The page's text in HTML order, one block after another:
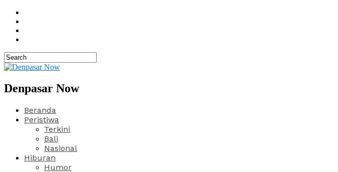
Denpasar Now
Beranda
Peristiwa
Terkini
Bali
Nasional
Hiburan
Humor